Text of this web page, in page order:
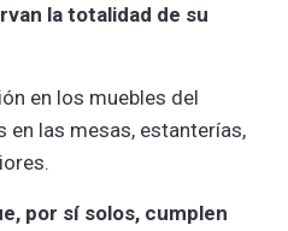
la totalidad de su
en los muebles del
las mesas, estanterías,
por sí solos, cumplen